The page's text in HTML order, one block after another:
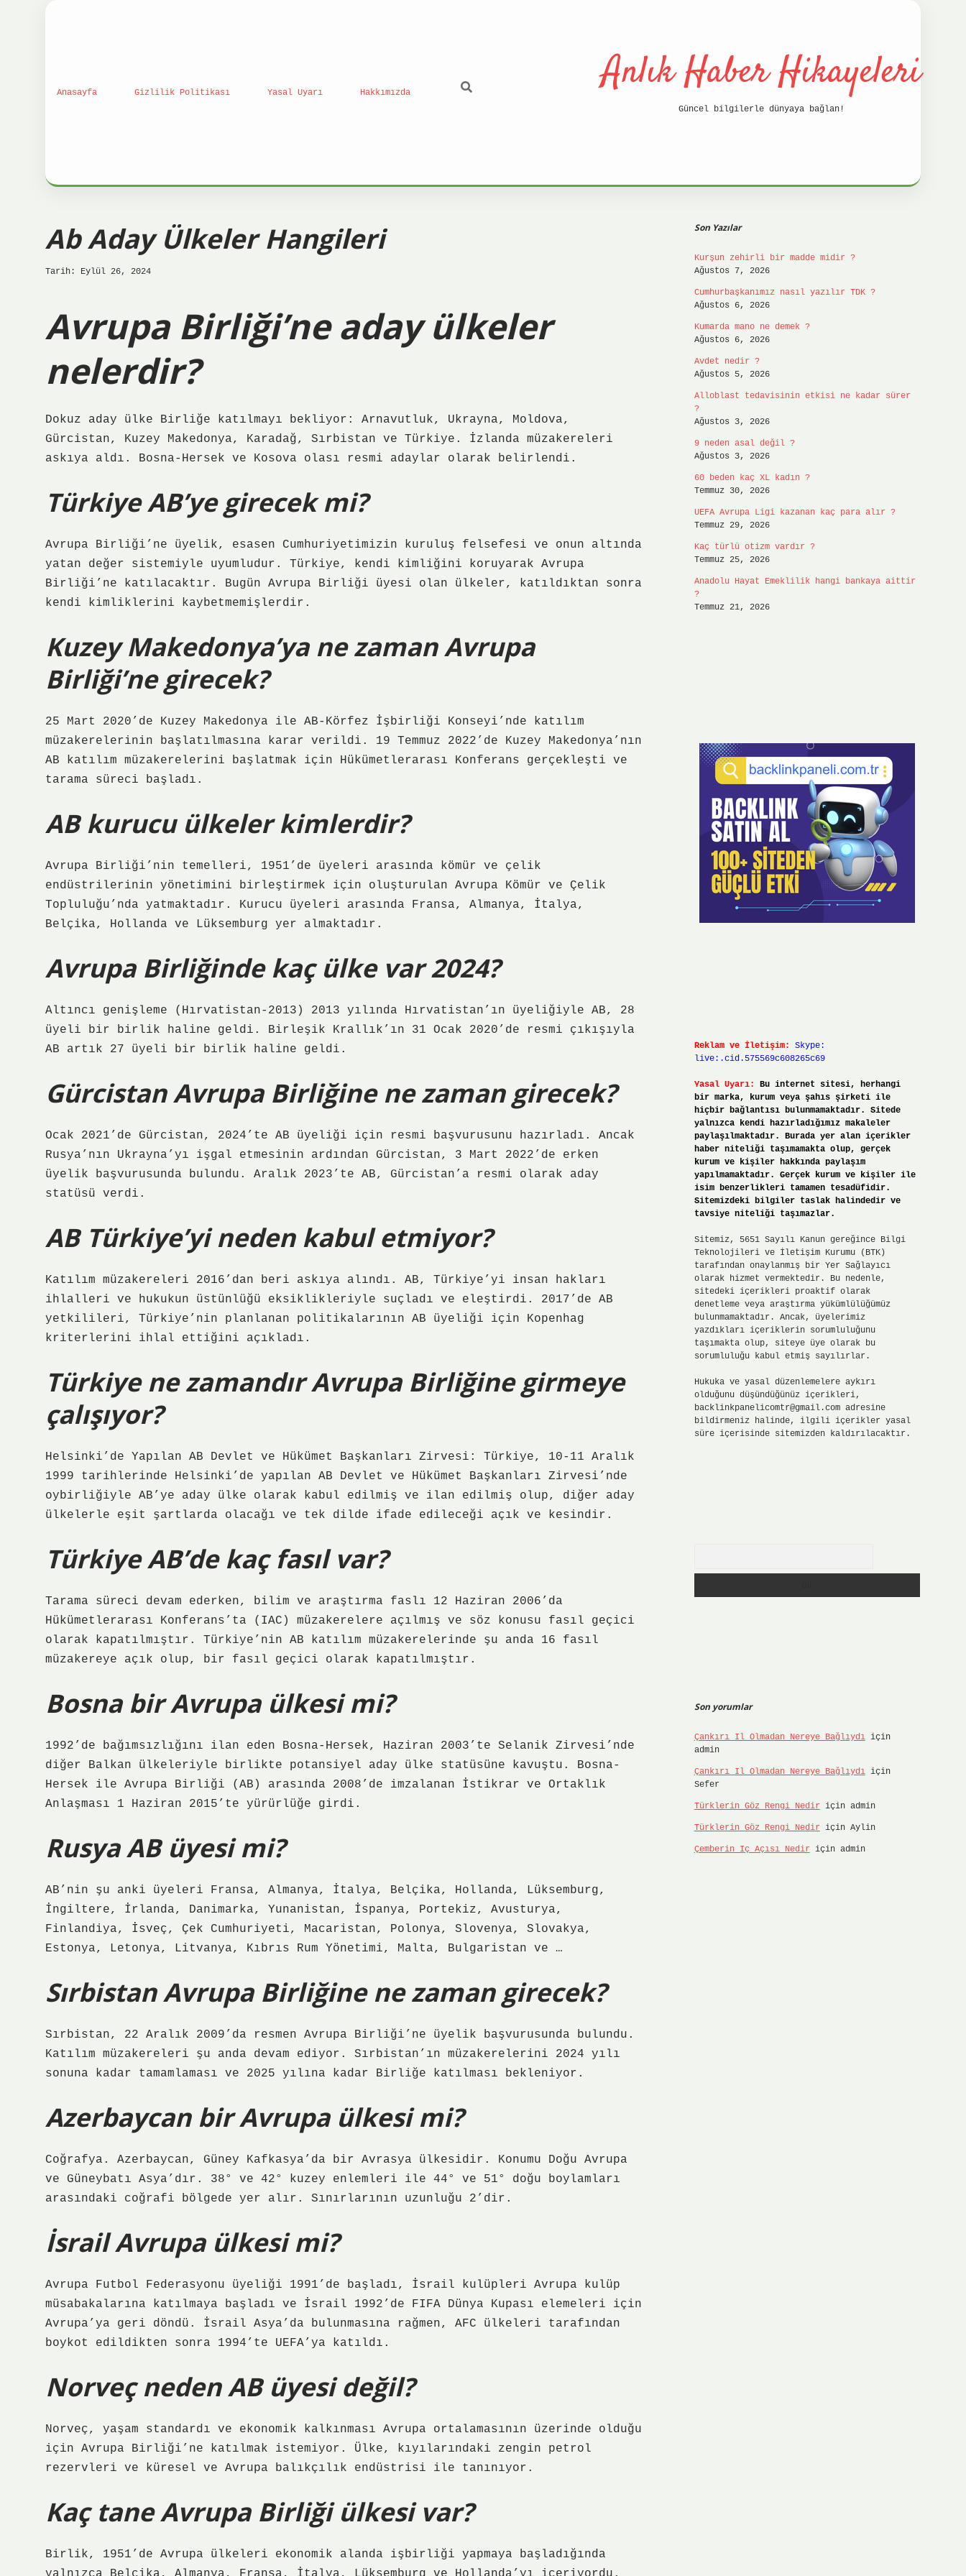
Anasayfa Gizlilik Politikası Yasal Uyarı Hakkımızda Anlık Haber Hikayeleri
Güncel bilgilerle dünyaya bağlan!
Ab Aday Ülkeler Hangileri
Tarih: Eylül 26, 2024
Avrupa Birliği’ne aday ülkeler
nelerdir?
Dokuz aday ülke Birliğe katılmayı bekliyor: Arnavutluk, Ukrayna, Moldova,
Gürcistan, Kuzey Makedonya, Karadağ, Sırbistan ve Türkiye. İzlanda müzakereleri
askıya aldı. Bosna-Hersek ve Kosova olası resmi adaylar olarak belirlendi.
Türkiye AB’ye girecek mi?
Avrupa Birliği’ne üyelik, esasen Cumhuriyetimizin kuruluş felsefesi ve onun altında
yatan değer sistemiyle uyumludur. Türkiye, kendi kimliğini koruyarak Avrupa
Birliği’ne katılacaktır. Bugün Avrupa Birliği üyesi olan ülkeler, katıldıktan sonra
kendi kimliklerini kaybetmemişlerdir.
Kuzey Makedonya’ya ne zaman Avrupa
Birliği’ne girecek?
25 Mart 2020’de Kuzey Makedonya ile AB-Körfez İşbirliği Konseyi’nde katılım
müzakerelerinin başlatılmasına karar verildi. 19 Temmuz 2022’de Kuzey Makedonya’nın
AB katılım müzakerelerini başlatmak için Hükümetlerarası Konferans gerçekleşti ve
tarama süreci başladı.
AB kurucu ülkeler kimlerdir?
Avrupa Birliği’nin temelleri, 1951’de üyeleri arasında kömür ve çelik
endüstrilerinin yönetimini birleştirmek için oluşturulan Avrupa Kömür ve Çelik
Topluluğu’nda yatmaktadır. Kurucu üyeleri arasında Fransa, Almanya, İtalya,
Belçika, Hollanda ve Lüksemburg yer almaktadır.
Avrupa Birliğinde kaç ülke var 2024?
Altıncı genişleme (Hırvatistan-2013) 2013 yılında Hırvatistan’ın üyeliğiyle AB, 28
üyeli bir birlik haline geldi. Birleşik Krallık’ın 31 Ocak 2020’de resmi çıkışıyla
AB artık 27 üyeli bir birlik haline geldi.
Gürcistan Avrupa Birliğine ne zaman girecek?
Ocak 2021’de Gürcistan, 2024’te AB üyeliği için resmi başvurusunu hazırladı. Ancak
Rusya’nın Ukrayna’yı işgal etmesinin ardından Gürcistan, 3 Mart 2022’de erken
üyelik başvurusunda bulundu. Aralık 2023’te AB, Gürcistan’a resmi olarak aday
statüsü verdi.
AB Türkiye’yi neden kabul etmiyor?
Katılım müzakereleri 2016’dan beri askıya alındı. AB, Türkiye’yi insan hakları
ihlalleri ve hukukun üstünlüğü eksiklikleriyle suçladı ve eleştirdi. 2017’de AB
yetkilileri, Türkiye’nin planlanan politikalarının AB üyeliği için Kopenhag
kriterlerini ihlal ettiğini açıkladı.
Türkiye ne zamandır Avrupa Birliğine girmeye
çalışıyor?
Helsinki’de Yapılan AB Devlet ve Hükümet Başkanları Zirvesi: Türkiye, 10-11 Aralık
1999 tarihlerinde Helsinki’de yapılan AB Devlet ve Hükümet Başkanları Zirvesi’nde
oybirliğiyle AB’ye aday ülke olarak kabul edilmiş ve ilan edilmiş olup, diğer aday
ülkelerle eşit şartlarda olacağı ve tek dilde ifade edileceği açık ve kesindir.
Türkiye AB’de kaç fasıl var?
Tarama süreci devam ederken, bilim ve araştırma faslı 12 Haziran 2006’da
Hükümetlerarası Konferans’ta (IAC) müzakerelere açılmış ve söz konusu fasıl geçici
olarak kapatılmıştır. Türkiye’nin AB katılım müzakerelerinde şu anda 16 fasıl
müzakereye açık olup, bir fasıl geçici olarak kapatılmıştır.
Bosna bir Avrupa ülkesi mi?
1992’de bağımsızlığını ilan eden Bosna-Hersek, Haziran 2003’te Selanik Zirvesi’nde
diğer Balkan ülkeleriyle birlikte potansiyel aday ülke statüsüne kavuştu. Bosna-
Hersek ile Avrupa Birliği (AB) arasında 2008’de imzalanan İstikrar ve Ortaklık
Anlaşması 1 Haziran 2015’te yürürlüğe girdi.
Rusya AB üyesi mi?
AB’nin şu anki üyeleri Fransa, Almanya, İtalya, Belçika, Hollanda, Lüksemburg,
İngiltere, İrlanda, Danimarka, Yunanistan, İspanya, Portekiz, Avusturya,
Finlandiya, İsveç, Çek Cumhuriyeti, Macaristan, Polonya, Slovenya, Slovakya,
Estonya, Letonya, Litvanya, Kıbrıs Rum Yönetimi, Malta, Bulgaristan ve …
Sırbistan Avrupa Birliğine ne zaman girecek?
Sırbistan, 22 Aralık 2009’da resmen Avrupa Birliği’ne üyelik başvurusunda bulundu.
Katılım müzakereleri şu anda devam ediyor. Sırbistan’ın müzakerelerini 2024 yılı
sonuna kadar tamamlaması ve 2025 yılına kadar Birliğe katılması bekleniyor.
Azerbaycan bir Avrupa ülkesi mi?
Coğrafya. Azerbaycan, Güney Kafkasya’da bir Avrasya ülkesidir. Konumu Doğu Avrupa
ve Güneybatı Asya’dır. 38° ve 42° kuzey enlemleri ile 44° ve 51° doğu boylamları
arasındaki coğrafi bölgede yer alır. Sınırlarının uzunluğu 2’dir.
İsrail Avrupa ülkesi mi?
Avrupa Futbol Federasyonu üyeliği 1991’de başladı, İsrail kulüpleri Avrupa kulüp
müsabakalarına katılmaya başladı ve İsrail 1992’de FIFA Dünya Kupası elemeleri için
Avrupa’ya geri döndü. İsrail Asya’da bulunmasına rağmen, AFC ülkeleri tarafından
boykot edildikten sonra 1994’te UEFA’ya katıldı.
Norveç neden AB üyesi değil?
Norveç, yaşam standardı ve ekonomik kalkınması Avrupa ortalamasının üzerinde olduğu
için Avrupa Birliği’ne katılmak istemiyor. Ülke, kıyılarındaki zengin petrol
rezervleri ve küresel ve Avrupa balıkçılık endüstrisi ile tanınıyor.
Kaç tane Avrupa Birliği ülkesi var?
Birlik, 1951’de Avrupa ülkeleri ekonomik alanda işbirliği yapmaya başladığında
Son Yazılar
Kurşun zehirli bir madde midir ?
Ağustos 7, 2026
Cumhurbaşkanımız nasıl yazılır TDK ?
Ağustos 6, 2026
Kumarda mano ne demek ?
Ağustos 6, 2026
Avdet nedir ?
Ağustos 5, 2026
Alloblast tedavisinin etkisi ne kadar sürer
?
Ağustos 3, 2026
9 neden asal değil ?
Ağustos 3, 2026
60 beden kaç XL kadın ?
Temmuz 30, 2026
UEFA Avrupa Ligi kazanan kaç para alır ?
Temmuz 29, 2026
Kaç türlü otizm vardır ?
Temmuz 25, 2026
Anadolu Hayat Emeklilik hangi bankaya aittir
?
Temmuz 21, 2026
Reklam ve İletişim:
Skype:
live:.cid.575569c608265c69
Yasal Uyarı:
Bu internet sitesi, herhangi
bir marka, kurum veya şahıs şirketi ile
hiçbir bağlantısı bulunmamaktadır. Sitede
yalnızca kendi hazırladığımız makaleler
paylaşılmaktadır. Burada yer alan içerikler
haber niteliği taşımamakta olup, gerçek
kurum ve kişiler hakkında paylaşım
yapılmamaktadır. Gerçek kurum ve kişiler ile
isim benzerlikleri tamamen tesadüfidir.
Sitemizdeki bilgiler taslak halindedir ve
tavsiye niteliği taşımazlar.
Sitemiz, 5651 Sayılı Kanun gereğince Bilgi
Teknolojileri ve İletişim Kurumu (BTK)
tarafından onaylanmış bir Yer Sağlayıcı
olarak hizmet vermektedir. Bu nedenle,
sitedeki içerikleri proaktif olarak
denetleme veya araştırma yükümlülüğümüz
bulunmamaktadır. Ancak, üyelerimiz
yazdıkları içeriklerin sorumluluğunu
taşımakta olup, siteye üye olarak bu
sorumluluğu kabul etmiş sayılırlar.
Hukuka ve yasal düzenlemelere aykırı
olduğunu düşündüğünüz içerikleri,
backlinkpanelicomtr@gmail.comadresine
bildirmeniz halinde, ilgili içerikler yasal
süre içerisinde sitemizden kaldırılacaktır.
Son yorumlar
Çankırı Il Olmadan Nereye Bağlıydıiçin
admin
Çankırı Il Olmadan Nereye Bağlıydıiçin
Sefer
Türklerin Göz Rengi Nedir için admin
Türklerin Göz Rengi Nedir için Aylin
Çemberin Iç Açısı Nedir için admin